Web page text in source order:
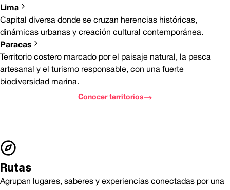
Lima
Capital diversa donde se cruzan herencias históricas,
dinámicas urbanas y creación cultural contemporánea.
Paracas
Territorio costero marcado por el paisaje natural, la pesca
artesanal y el turismo responsable, con una fuerte
biodiversidad marina.
Conocer territorios
Rutas
Agrupan lugares, saberes y experiencias conectadas por una